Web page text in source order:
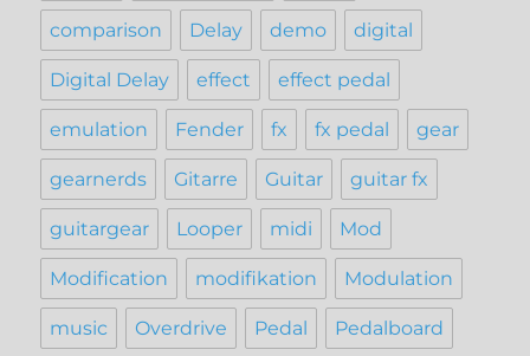
comparison Delay demo digital
Digital Delay effect effect pedal
emulation Fender fx fx pedal gear
gearnerds Gitarre Guitar guitar fx
guitargear Looper midi Mod
Modification modifikation Modulation
music Overdrive Pedal Pedalboard